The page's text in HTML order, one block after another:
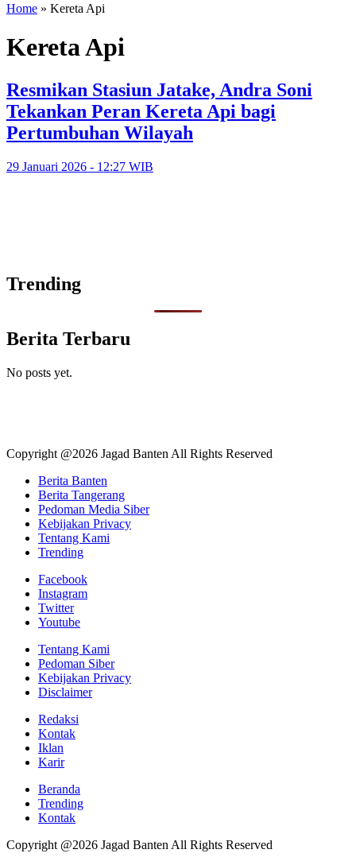
Home » Kereta Api
Kereta Api
Resmikan Stasiun Jatake, Andra Soni
Tekankan Peran Kereta Api bagi
Pertumbuhan Wilayah
29 Januari 2026 - 12:27 WIB
Trending
Berita Terbaru
No posts yet.
Copyright @2026 Jagad Banten All Rights Reserved
Berita Banten
Berita Tangerang
Pedoman Media Siber
Kebijakan Privacy
Tentang Kami
Trending
Facebook
Instagram
Twitter
Youtube
Tentang Kami
Pedoman Siber
Kebijakan Privacy
Disclaimer
Redaksi
Kontak
Iklan
Karir
Beranda
Trending
Kontak
Copyright @2026 Jagad Banten All Rights Reserved